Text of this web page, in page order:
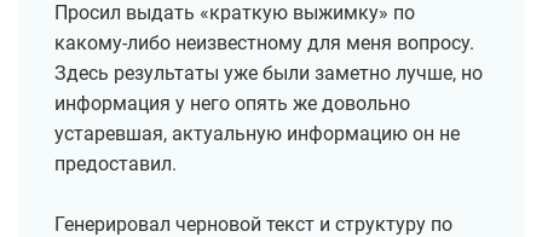
Просил выдать «краткую выжимку» по
какому-либо неизвестному для меня вопросу.
Здесь результаты уже были заметно лучше, но
информация у него опять же довольно
устаревшая, актуальную информацию он не
предоставил.
Генерировал черновой текст и структуру по